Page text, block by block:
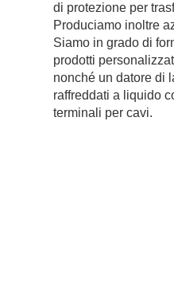
di protezione per
Produciamo inoltre
Siamo in grado di
prodotti
nonché un datore di
raffreddati a liquido
terminali per cavi.